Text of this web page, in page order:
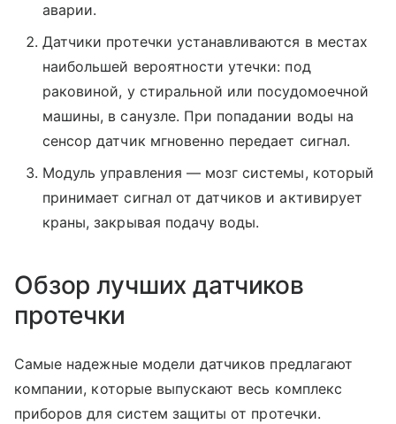
аварии.
Датчики протечки устанавливаются в местах
наибольшей вероятности утечки: под
раковиной, у стиральной или посудомоечной
машины, в санузле. При попадании воды на
сенсор датчик мгновенно передает сигнал.
Модуль управления — мозг системы, который
принимает сигнал от датчиков и активирует
краны, закрывая подачу воды.
Обзор лучших датчиков
протечки
Самые надежные модели датчиков предлагают
компании, которые выпускают весь комплекс
приборов для систем защиты от протечки.